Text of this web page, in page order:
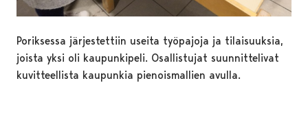
Poriksessa järjestettiin useita työpajoja ja tilaisuuksia,
joista yksi oli kaupunkipeli. Osallistujat suunnittelivat
kuvitteellista kaupunkia pienoismallien avulla.